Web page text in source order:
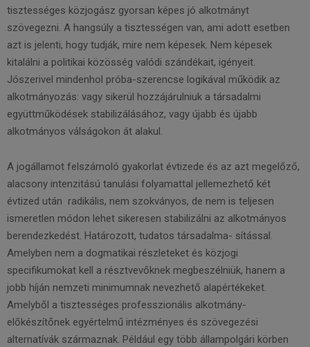
tisztességes közjogász gyorsan képes jó alkotmányt
szövegezni. A hangsúly a tisztességen van, ami adott esetben
azt is jelenti, hogy tudják, mire nem képesek. Nem képesek
kitalálni a politikai közösség valódi szándékait, igényeit.
Jószerivel mindenhol próba-szerencse logikával működik az
alkotmányozás: vagy sikerül hozzájárulniuk a társadalmi
együttműködések stabilizálásához, vagy újabb és újabb
alkotmányos válságokon át alakul.
A jogállamot felszámoló gyakorlat évtizede és az azt megelőző,
alacsony intenzitású tanulási folyamattal jellemezhető két
évtized után radikális, nem szokványos, de nem is teljesen
ismeretlen módon lehet sikeresen stabilizálni az alkotmányos
berendezkedést. Határozott, tudatos társadalma- sítással.
Amelyben nem a dogmatikai részleteket és közjogi
specifikumokat kell a résztvevőknek megbeszélniük, hanem a
jobb híján nemzeti minimumnak nevezhető alapértékeket.
Amelyből a tisztességes professzionális alkotmány-
előkészítőnek egyértelmű intézményes és szövegezési
alternatívák származnak. Például egy több állampolgári körben